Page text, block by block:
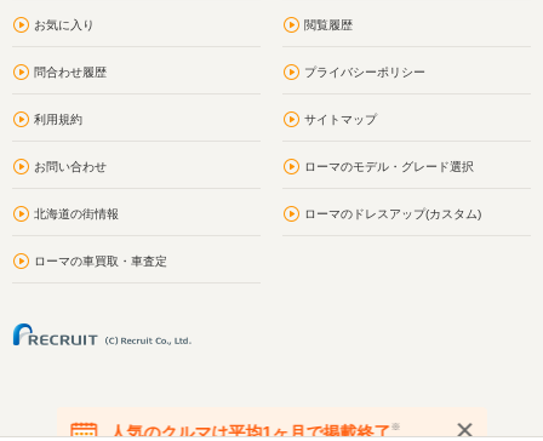
お気に入り 閲覧履歴
問合わせ履歴 プライバシーポリシー
利用規約 サイトマップ
お問い合わせ ローマのモデル・グレード選択
北海道の街情報 ローマのドレスアップ(カスタム)
ローマの車買取・車査定
人気のクルマは平均1ヶ月で掲載終了※